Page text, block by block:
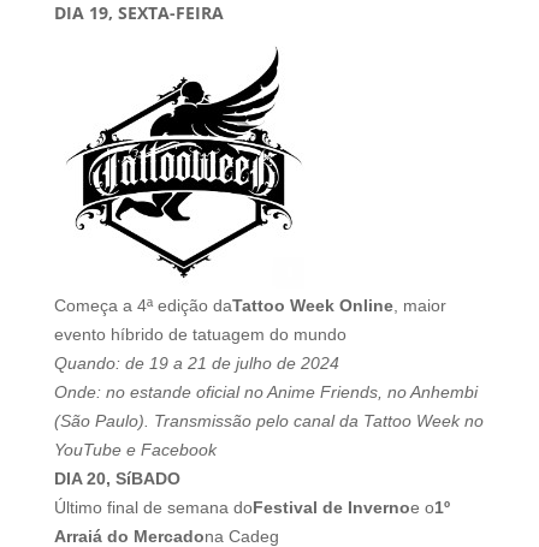
DIA 19, SEXTA-FEIRA
Começa a 4ª edição daTattoo Week Online, maior
evento hí­brido de tatuagem do mundo
Quando: de 19 a 21 de julho de 2024
Onde: no estande oficial no Anime Friends, no Anhembi
(São Paulo). Transmissão pelo canal da Tattoo Week no
YouTube e Facebook
DIA 20, SíBADO
Último final de semana doFestival de Invernoe o1º
Arraiá do Mercadona Cadeg